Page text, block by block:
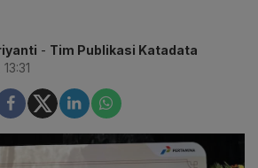
- Tim Publikasi Katadata